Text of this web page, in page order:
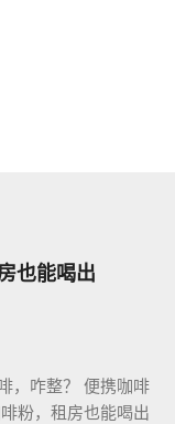
也能喝出
，咋整？ 便携咖啡
粉，租房也能喝出